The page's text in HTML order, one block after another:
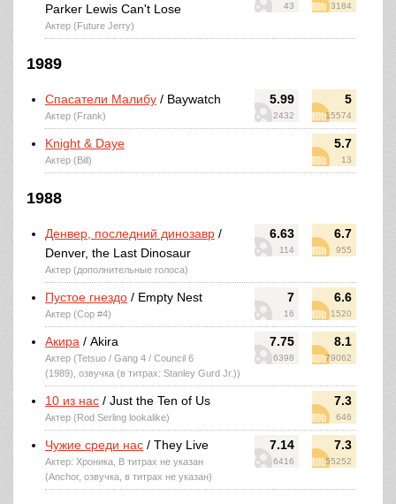
43 3184
Parker Lewis Can't Lose
Актер (Future Jerry)
1989
5.99
2432
5
15574
Спасатели Малибу / Baywatch
Актер (Frank)
5.7
13
Knight & Daye
Актер (Bill)
1988
6.63
114
6.7
955
Денвер, последний динозавр /
Denver, the Last Dinosaur
Актер (дополнительные голоса)
7
16
6.6
1520
Пустое гнездо / Empty Nest
Актер (Cop #4)
7.75
6398
8.1
79062
Акира / Akira
Актер (Tetsuo / Gang 4 / Council 6
(1989), озвучка (в титрах: Stanley Gurd Jr.))
7.3
646
10 из нас / Just the Ten of Us
Актер (Rod Serling lookalike)
7.14
6416
7.3
55252
Чужие среди нас / They Live
Актер: Хроника, В титрах не указан
(Anchor, озвучка, в титрах не указан)